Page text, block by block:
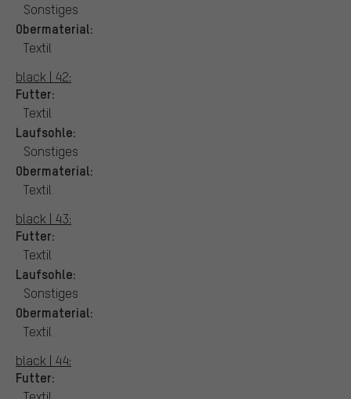
Sonstiges
Obermaterial:
Textil
black | 42:
Futter:
Textil
Laufsohle:
Sonstiges
Obermaterial:
Textil
black | 43:
Futter:
Textil
Laufsohle:
Sonstiges
Obermaterial:
Textil
black | 44:
Futter: